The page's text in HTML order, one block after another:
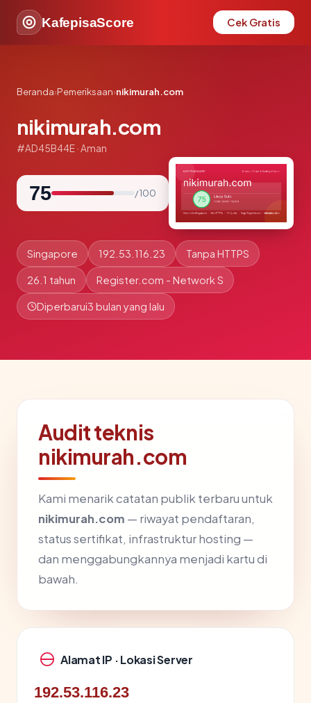
KafepisaScore Cek Gratis
Beranda›Pemeriksaan›nikimurah.com
nikimurah.com
#AD45B44E · Aman
75 / 100
Singapore 192.53.116.23 Tanpa HTTPS
26.1 tahun Register.com - Network S
Diperbarui3 bulan yang lalu
Audit teknis
nikimurah.com
Kami menarik catatan publik terbaru untuk
nikimurah.com — riwayat pendaftaran,
status sertifikat, infrastruktur hosting —
dan menggabungkannya menjadi kartu di
bawah.
Alamat IP · Lokasi Server
192.53.116.23